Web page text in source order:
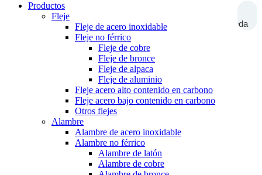
Búsqueda
Productos
Fleje
Fleje de acero inoxidable
Fleje no férrico
Fleje de cobre
Fleje de bronce
Fleje de alpaca
Fleje de aluminio
Fleje acero alto contenido en carbono
Fleje acero bajo contenido en carbono
Otros flejes
Alambre
Alambre de acero inoxidable
Alambre no férrico
Alambre de latón
Alambre de cobre